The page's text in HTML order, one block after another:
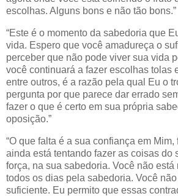
escolhas. Alguns bons e não tão bons.”
“Este é o momento da sabedoria que
vida. Espero que você amadureça o
perceber que não pode viver sua vida
você continuará a fazer escolhas tolas
entre outros, é a razão pela qual Eu o
pergunta por que parece dar errado
fazer o que é certo em sua própria
oposição.”
“O que falta é a sua confiança em
ainda está tentando fazer as coisas do
força, na sua sabedoria. Você não está
todos os dias pela sabedoria. Você
suficiente. Eu permito que essas